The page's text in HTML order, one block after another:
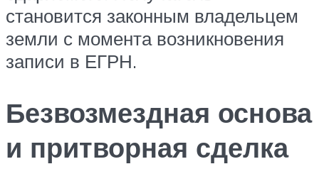
становится законным владельцем
земли с момента возникновения
записи в ЕГРН.
Безвозмездная основа
и притворная сделка